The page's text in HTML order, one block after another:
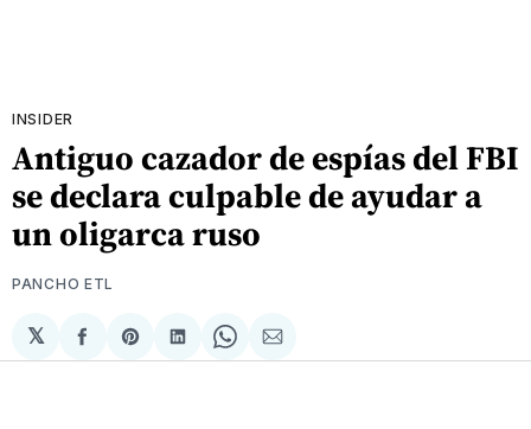
INSIDER
Antiguo cazador de espías del FBI
se declara culpable de ayudar a
un oligarca ruso
PANCHO ETL
𝕏
Compartir
en
Share
on
Compartir
en
Share
on
Compartir
via